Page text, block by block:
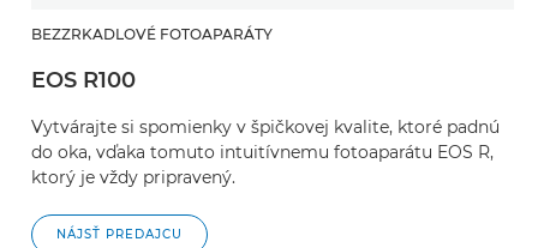
BEZZRKADLOVÉ FOTOAPARÁTY
EOS R100
Vytvárajte si spomienky v špičkovej kvalite, ktoré padnú
do oka, vďaka tomuto intuitívnemu fotoaparátu EOS R,
ktorý je vždy pripravený.
NÁJSŤ PREDAJCU